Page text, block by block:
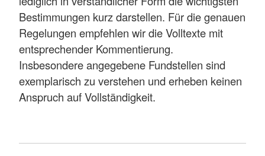
Bestimmungen kurz darstellen. Für die genauen
Regelungen empfehlen wir die Volltexte mit
entsprechender Kommentierung.
Insbesondere angegebene Fundstellen sind
exemplarisch zu verstehen und erheben keinen
Anspruch auf Vollständigkeit.